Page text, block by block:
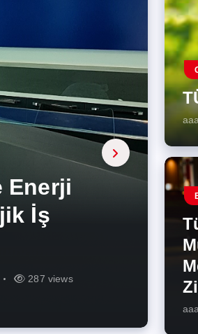
344 views
İlk
273 views
275 views
Enerji
İş
287 views
Kısa
227 views
Artması
262 views